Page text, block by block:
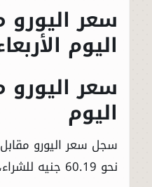
سعر اليورو
اليوم
سعر اليورو
اليوم
سجل سعر اليورو
نحو 60.19 جنيه للشراء، و60.46 جنيه للبيع.